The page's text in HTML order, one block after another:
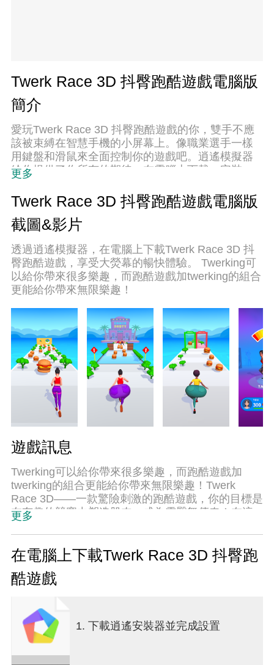
Twerk Race 3D 抖臀跑酷遊戲電腦版
簡介
愛玩Twerk Race 3D 抖臀跑酷遊戲的你，雙手不應
該被束縛在智慧手機的小屏幕上。像職業選手一樣
用鍵盤和滑鼠來全面控制你的遊戲吧。逍遙模擬器
給你提供了你所有的期待。在電腦上下載、安裝
用擔心剩餘電量、流量消耗和煩人的來電。全新的
逍遙模擬器9是你在電腦上遊玩Twerk Race 3D 抖臀
跑酷遊戲的最佳選擇！我们用心準備，完美的按鍵
遊戲；我們，用嫻熟的技術編程，逍遙多開器讓所
有遊戲開好開滿；獨一無二的虛擬化引擎釋放你電
腦的全部潛力，一切都入絲般順滑。我們不僅在意
你怎樣遊玩，更在意如何讓你享受遊玩的樂趣！
更多
Twerk Race 3D 抖臀跑酷遊戲電腦版
截圖&影片
透過逍遙模擬器，在電腦上下載Twerk Race 3D 抖
臀跑酷遊戲，享受大熒幕的暢快體驗。 Twerking可
以給你帶來很多樂趣，而跑酷遊戲加twerking的組合
更能給你帶來無限樂趣！
遊戲訊息
Twerking可以給你帶來很多樂趣，而跑酷遊戲加
twerking的組合更能給你帶來無限樂趣！Twerk
Race 3D——一款驚險刺激的跑酷遊戲，你的目標是
在有趣的競賽中塑造肌肉，成為電臀舞傳奇！在這
有趣的身體養成賽跑
各就各位，做好準備，預備，跑！充滿樂趣的比賽
變形。在這款跑酷遊戲中，你可以在眨眼之間獲得
健美體形。沿途拾取正確的物品來讓你變得更加強
壯，並以你能想像的最大肌肉完成賽跑。
更多
在電腦上下載Twerk Race 3D 抖臀跑
酷遊戲
1. 下載逍遙安裝器並完成設置